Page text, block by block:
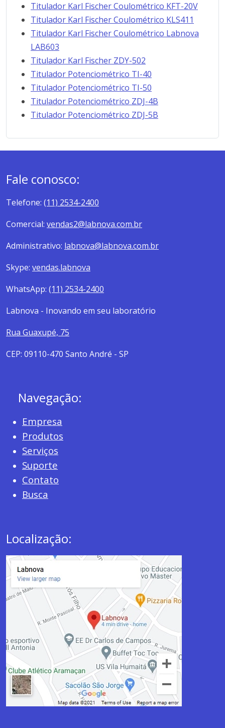
Titulador Karl Fischer Coulométrico KFT-20V
Titulador Karl Fischer Coulométrico KLS411
Titulador Karl Fischer Coulométrico Labnova
LAB603
Titulador Karl Fischer ZDY-502
Titulador Potenciométrico TI-40
Titulador Potenciométrico TI-50
Titulador Potenciométrico ZDJ-4B
Titulador Potenciométrico ZDJ-5B
Fale conosco:
Telefone: (11) 2534-2400
Comercial: vendas2@labnova.com.br
Administrativo: labnova@labnova.com.br
Skype: vendas.labnova
WhatsApp: (11) 2534-2400
Labnova - Inovando em seu laboratório
Rua Guaxupé, 75
CEP: 09110-470 Santo André - SP
Navegação:
Empresa
Produtos
Serviços
Suporte
Contato
Busca
Localização: